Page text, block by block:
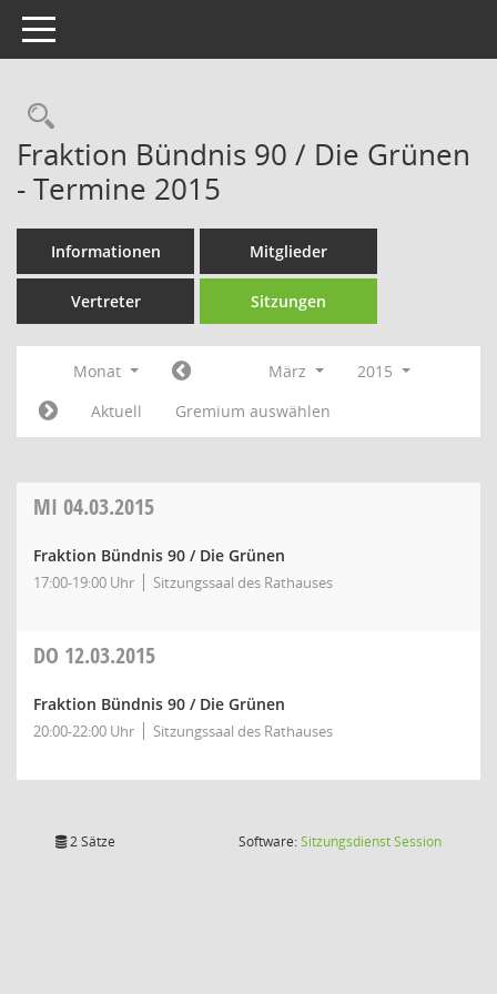
Toggle navigation
Rechercheauswahl
Fraktion Bündnis 90 / Die Grünen
- Termine 2015
Informationen Mitglieder
Vertreter Sitzungen
Monat März
2015
Aktuell
Gremium auswählen
MI 04.03.2015
Fraktion Bündnis 90 / Die Grünen
17:00-19:00 Uhr Sitzungssaal des Rathauses
DO 12.03.2015
Fraktion Bündnis 90 / Die Grünen
20:00-22:00 Uhr Sitzungssaal des Rathauses
2 Sätze Software:SitzungsdienstSession(Wird in